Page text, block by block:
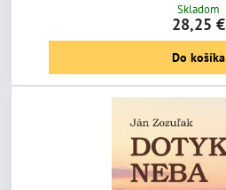
Skladom
28,25 €
Do košíka